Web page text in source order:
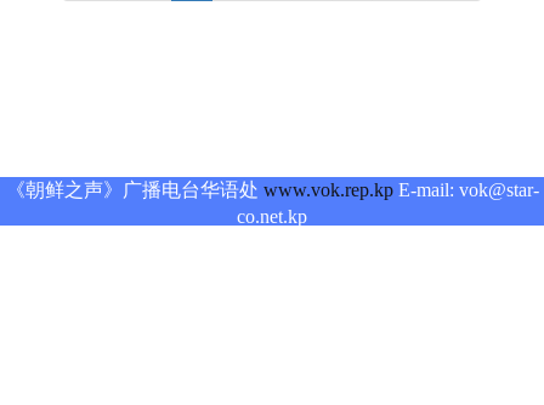
《朝鲜之声》广播电台华语处 www.vok.rep.kpE-mail: vok@star-
co.net.kp